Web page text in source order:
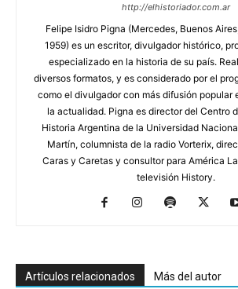
http://elhistoriador.com.ar
Felipe Isidro Pigna (Mercedes, Buenos
1959) es un escritor, divulgador histórico,
especializado en la historia de su país.
diversos formatos, y es considerado por el
como el divulgador con más difusión popular
la actualidad. Pigna es director del Centro
Historia Argentina de la Universidad
Martín, columnista de la radio Vorterix,
Caras y Caretas y consultor para América
televisión History.
Artículos relacionados Más del autor